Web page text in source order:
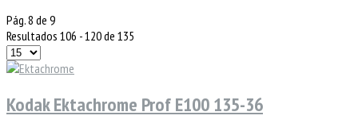
Pág. 8 de 9
Resultados 106 - 120 de 135
Kodak Ektachrome Prof E100 135-36